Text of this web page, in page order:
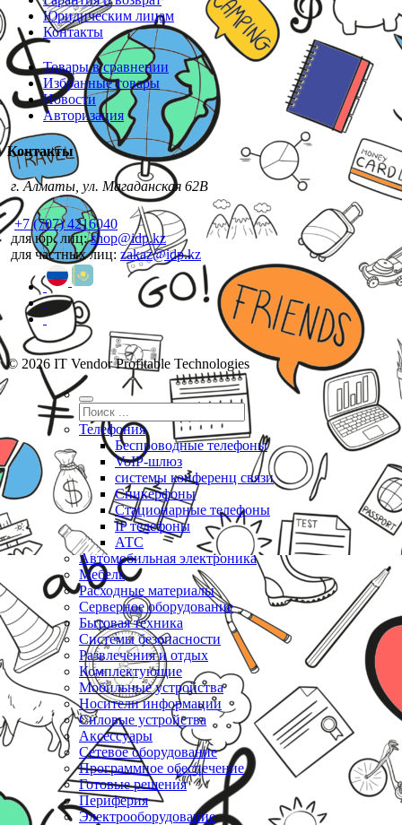
Юридическим лицам
Контакты
Товары в сравнении
Избранные товары
Новости
Авторизация
Контакты
г. Алматы, ул. Магаданская 62В
+7 (707) 4216040
для юр. лиц:shop@idp.kz
для частных лиц: zakaz@idp.kz
© 2026 IT Vendor Profitable Technologies
Телефония
Беспроводные телефоны
VoIP-шлюз
системы конференц связи
Спикерфоны
Стационарные телефоны
IP телефоны
АТС
Автомобильная электроника
Мебель
Расходные материалы
Серверное оборудование
Бытовая техника
Системы безопасности
Развлечения и отдых
Комплектующие
Мобильные устройства
Носители информации
Силовые устройства
Аксессуары
Сетевое оборудование
Программное обеспечение
Готовые решения
Периферия
Электрооборудование